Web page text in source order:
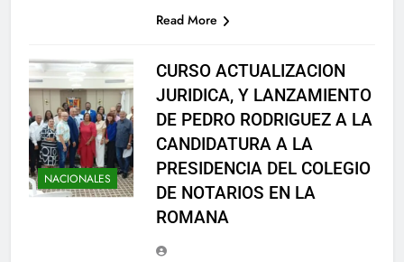
Read More
NACIONALES
CURSO ACTUALIZACION
JURIDICA, Y LANZAMIENTO
DE PEDRO RODRIGUEZ A LA
CANDIDATURA A LA
PRESIDENCIA DEL COLEGIO
DE NOTARIOS EN LA
ROMANA